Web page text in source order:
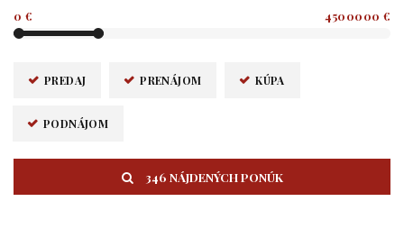
0 € 4500000 €
PREDAJ PRENÁJOM KÚPA
PODNÁJOM
346 NÁJDENÝCH PONÚK